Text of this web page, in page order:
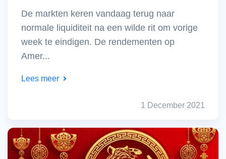
De markten keren vandaag terug naar
normale liquiditeit na een wilde rit om vorige
week te eindigen. De rendementen op
Amer...
Lees meer
1 December 2021